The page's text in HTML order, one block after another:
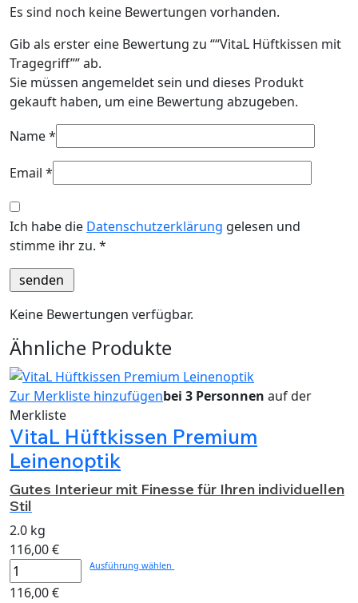
Es sind noch keine Bewertungen vorhanden.
Gib als erster eine Bewertung zu ““VitaL Hüftkissen mit
Tragegriff”” ab.
Sie müssen angemeldet sein und dieses Produkt
gekauft haben, um eine Bewertung abzugeben.
Name*
Email *
Ich habe die Datenschutzerklärung gelesen und
stimme ihr zu. *
Keine Bewertungen verfügbar.
Ähnliche Produkte
Zur Merkliste hinzufügenbei 3 Personnen auf der
Merkliste
VitaL Hüftkissen Premium
Leinenoptik
Gutes Interieur mit Finesse für Ihren individuellen
Stil
2.0 kg
116,00€
Ausführung wählen
116,00€